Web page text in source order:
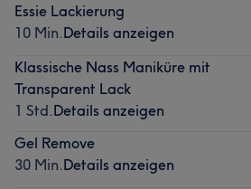
Essie Lackierung
10 Min.Details anzeigen
Klassische Nass Maniküre mit
Transparent Lack
1 Std.Details anzeigen
Gel Remove
30 Min.Details anzeigen